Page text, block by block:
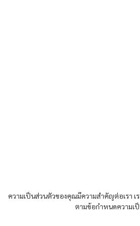
ความเป็นส่วนตัวของคุณมีความสำคัญต่อเรา
ตามข้อกำหนดความเ